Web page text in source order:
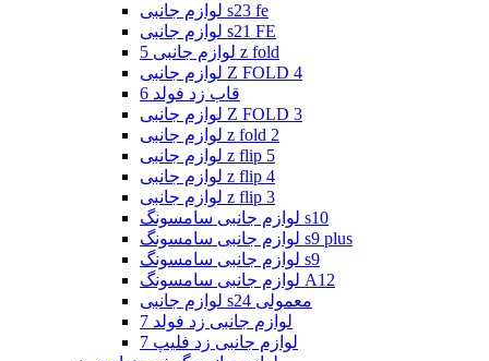
لوازم جانبی s23 fe
لوازم جانبی s21 FE
لوازم جانبی 5 z fold
لوازم جانبی Z FOLD 4
قاب زد فولد 6
لوازم جانبی Z FOLD 3
لوازم جانبی z fold 2
لوازم جانبی z flip 5
لوازم جانبی z flip 4
لوازم جانبی z flip 3
لوازم جانبی سامسونگ s10
لوازم جانبی سامسونگ s9 plus
لوازم جانبی سامسونگ s9
لوازم جانبی سامسونگ A12
لوازم جانبی s24 معمولی
لوازم جانبی زد فولد 7
لوازم جانبی زد فلیپ 7